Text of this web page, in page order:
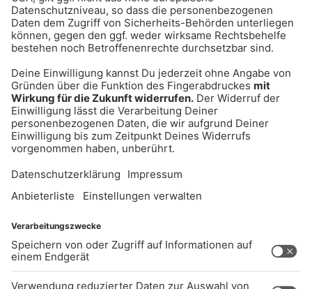
diesem Jahr. Hier gibt's die große Übersicht!
UNTERNEHMEN